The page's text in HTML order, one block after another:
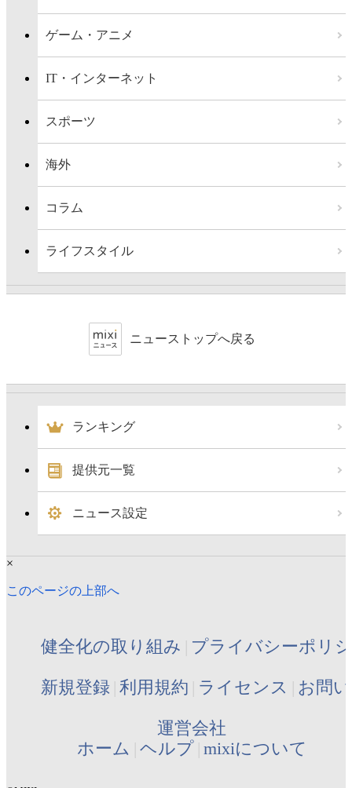
ゲーム・アニメ
IT・インターネット
スポーツ
海外
コラム
ライフスタイル
ニューストップへ戻る
ランキング
提供元一覧
ニュース設定
×
このページの上部へ
健全化の取り組み プライバシーポリ
新規登録 利用規約 ライセンス お問
運営会社
ホーム ヘルプ mixiについて